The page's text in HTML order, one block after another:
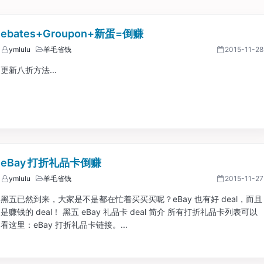
ebates+Groupon+新蛋=倒赚
ymlulu 羊毛省钱 2015-11-28
更新八折方法...
eBay 打折礼品卡倒赚
ymlulu 羊毛省钱 2015-11-27
黑五已然到来，大家是不是都在忙着买买买呢？eBay 也有好 deal，而且
是赚钱的 deal！ 黑五 eBay 礼品卡 deal 简介 所有打折礼品卡列表可以
看这里：eBay 打折礼品卡链接。...